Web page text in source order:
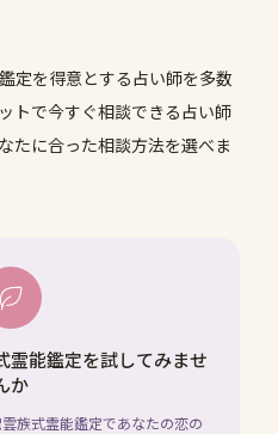
定を得意とする占い師を多数
トで今すぐ相談できる占い師
たに合った相談方法を選べま
霊能鑑定を試してみませ
か
族式霊能鑑定であなたの恋の